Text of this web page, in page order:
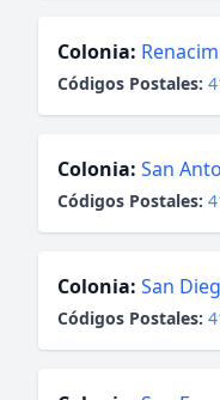
Colonia:
Códigos Postales:
Colonia: San
Códigos Postales:
Colonia: San
Códigos Postales: